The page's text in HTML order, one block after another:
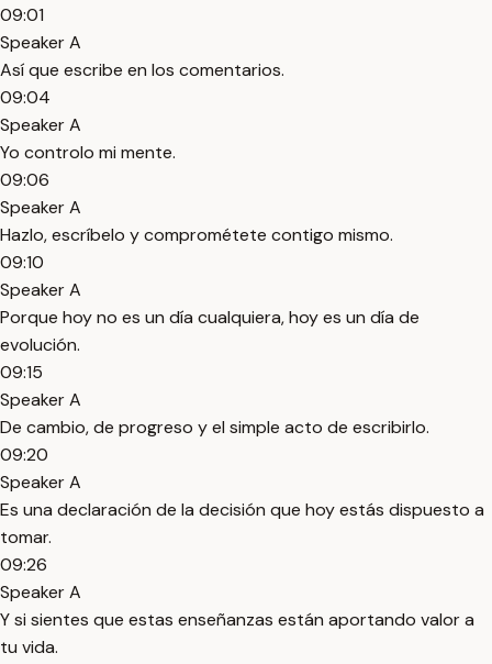
09:01
Speaker A
Así que escribe en los comentarios.
09:04
Speaker A
Yo controlo mi mente.
09:06
Speaker A
Hazlo, escríbelo y comprométete contigo mismo.
09:10
Speaker A
Porque hoy no es un día cualquiera, hoy es un día de
evolución.
09:15
Speaker A
De cambio, de progreso y el simple acto de escribirlo.
09:20
Speaker A
Es una declaración de la decisión que hoy estás dispuesto a
tomar.
09:26
Speaker A
Y si sientes que estas enseñanzas están aportando valor a
tu vida.